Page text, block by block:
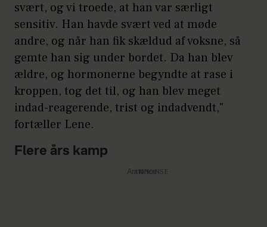
svært, og vi troede, at han var særligt
sensitiv. Han havde svært ved at møde
andre, og når han fik skældud af voksne, så
gemte han sig under bordet. Da han blev
ældre, og hormonerne begyndte at rase i
kroppen, tog det til, og han blev meget
indad-reagerende, trist og indadvendt,"
fortæller Lene.
Flere års kamp
Annonce